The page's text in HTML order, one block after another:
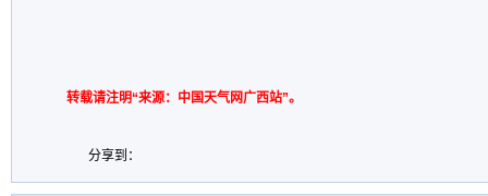
转载请注明“来源：中国天气网广西站”。
分享到：